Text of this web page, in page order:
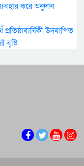
করে অনুদান
উদযাপিত
বৃষ্টি